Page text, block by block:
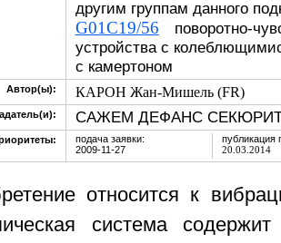
другим группам данного
G01C19/56 поворотно-
устройства с
с камертоном
Автор(ы): КАРОН Жан-Мишель (FR)
САЖЕМ ДЕФАНС
подача заявки:
2009-11-27
публикация
20.03.2014
относится к
система